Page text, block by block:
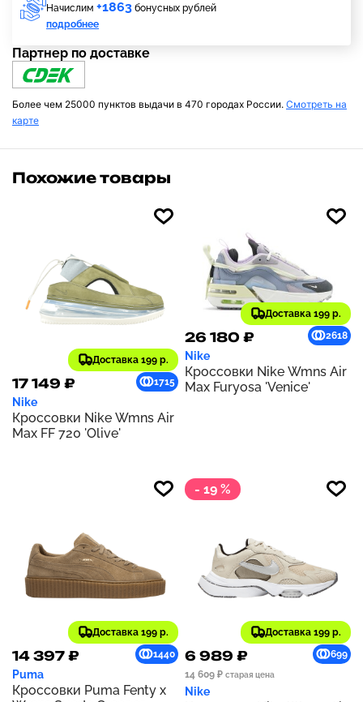
Начислим +1863 бонусных рублей
подробнее
Партнер по доставке
Более чем 25000 пунктов выдачи в 470 городах России. Смотреть на
карте
Похожие товары
Доставка 199 р.
17 149 ₽ 1715
Nike
Кроссовки Nike Wmns Air
Max FF 720 'Olive'
Доставка 199 р.
26 180 ₽ 2618
Nike
Кроссовки Nike Wmns Air
Max Furyosa 'Venice'
Доставка 199 р.
14 397 ₽ 1440
Puma
Кроссовки Puma Fenty x
- 19 %
Доставка 199 р.
6 989 ₽
699
14 609 ₽ старая цена
Nike